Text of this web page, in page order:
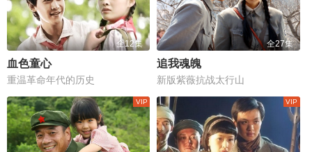
全12集
血色童心
重温革命年代的历史
全27集
追我魂魄
新版紫薇抗战太行山